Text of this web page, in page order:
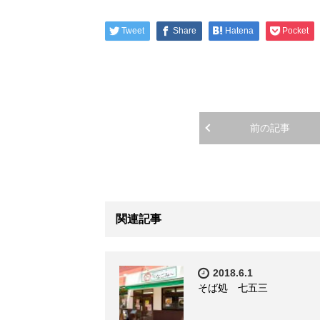
Tweet Share Hatena Pocket
前の記事
関連記事
2018.6.1
そば処 七五三